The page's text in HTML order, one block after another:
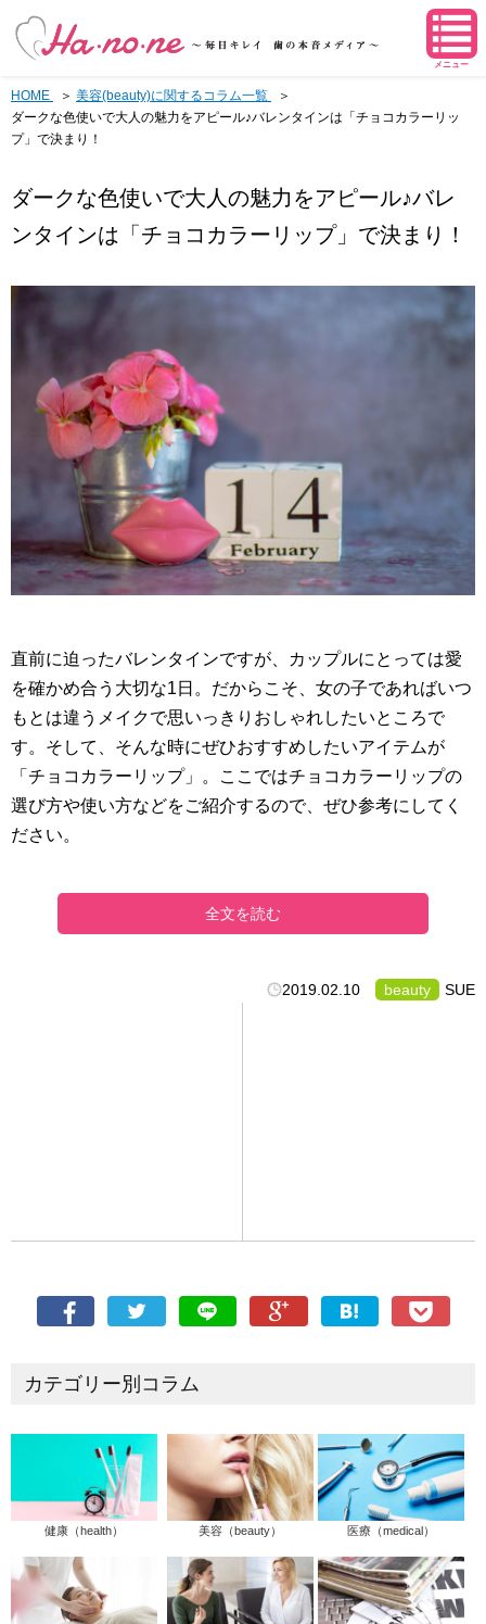
メニュー
HOME
美容(beauty)に関するコラム一覧
ダークな色使いで大人の魅力をアピール♪バレンタインは「チョコカラーリッ
プ」で決まり！
ダークな色使いで大人の魅力をアピール♪バレ
ンタインは「チョコカラーリップ」で決まり！
直前に迫ったバレンタインですが、カップルにとっては愛
を確かめ合う大切な1日。だからこそ、女の子であればいつ
もとは違うメイクで思いっきりおしゃれしたいところで
す。そして、そんな時にぜひおすすめしたいアイテムが
「チョコカラーリップ」。ここではチョコカラーリップの
選び方や使い方などをご紹介するので、ぜひ参考にしてく
ださい。
全文を読む
2019.02.10 beauty SUE
カテゴリー別コラム
健康（health） 美容（beauty） 医療（medical）